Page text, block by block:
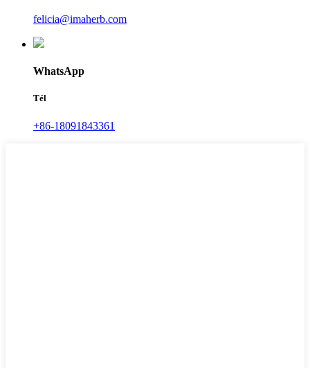
felicia@imaherb.com
WhatsApp
Tél
+86-18091843361